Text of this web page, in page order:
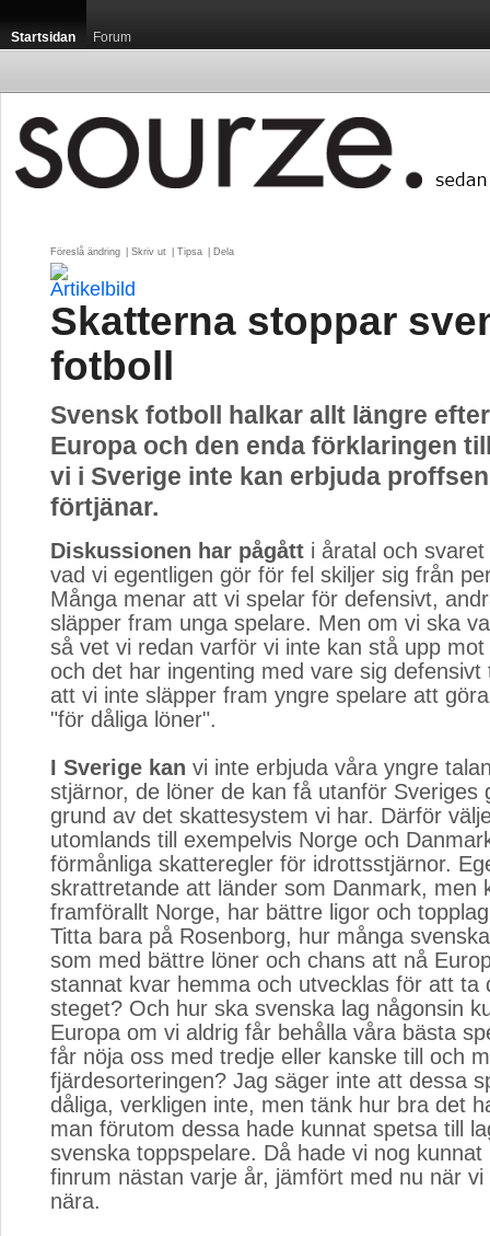
Startsidan Forum
Föreslå ändring Skriv ut Tipsa Dela
Skatterna stoppar
fotboll
Svensk fotboll halkar allt längre
Europa och den enda förklaringen
vi i Sverige inte kan erbjuda
förtjänar.
Diskussionen har pågått i åratal och
vad vi egentligen gör för fel skiljer sig från
Många menar att vi spelar för defensivt,
släpper fram unga spelare. Men om vi ska
så vet vi redan varför vi inte kan stå upp
och det har ingenting med vare sig defensivt
att vi inte släpper fram yngre spelare att
"för dåliga löner".
I Sverige kan vi inte erbjuda våra yngre
stjärnor, de löner de kan få utanför Sveriges
grund av det skattesystem vi har. Därför
utomlands till exempelvis Norge och
förmånliga skatteregler för idrottsstjärnor.
skrattretande att länder som Danmark, men
framförallt Norge, har bättre ligor och
Titta bara på Rosenborg, hur många
som med bättre löner och chans att nå
stannat kvar hemma och utvecklas för att ta
steget? Och hur ska svenska lag någonsin
Europa om vi aldrig får behålla våra bästa
får nöja oss med tredje eller kanske till och
fjärdesorteringen? Jag säger inte att dessa
dåliga, verkligen inte, men tänk hur bra det
man förutom dessa hade kunnat spetsa till
svenska toppspelare. Då hade vi nog kunnat
finrum nästan varje år, jämfört med nu när
nära.